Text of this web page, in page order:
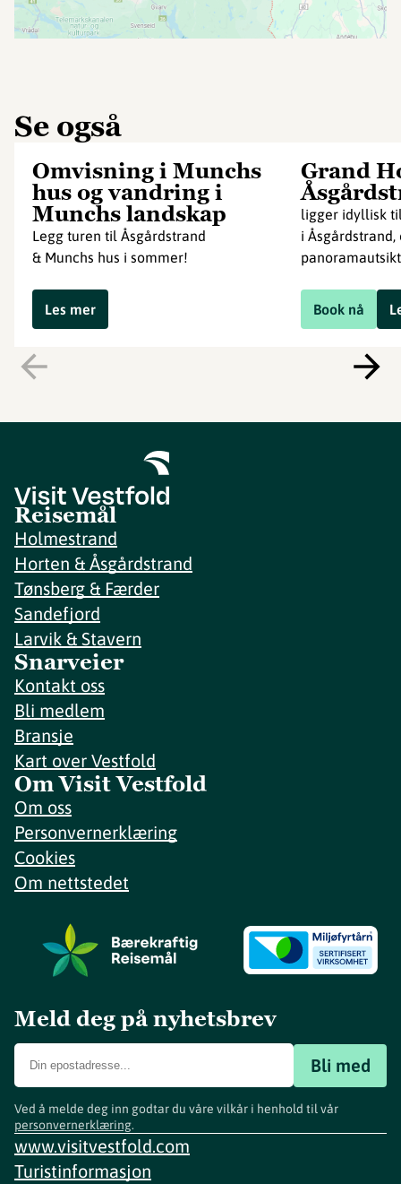
Se også
Omvisning i Munchs
hus og vandring i
Munchs landskap
Legg turen til Åsgårdstrand
& Munchs hus i sommer!
Les mer
Grand
ligger idyllisk
i Åsgårdstrand,
Book nå
Reisemål
Holmestrand
Horten & Åsgårdstrand
Tønsberg & Færder
Sandefjord
Larvik & Stavern
Snarveier
Kontakt oss
Bli medlem
Bransje
Kart over Vestfold
Om Visit Vestfold
Om oss
Personvernerklæring
Cookies
Om nettstedet
Meld deg på nyhetsbrev
Bli med
Ved å melde deg inn godtar du våre vilkår i henhold til vår
personvernerklæring.
www.visitvestfold.com
Turistinformasjon